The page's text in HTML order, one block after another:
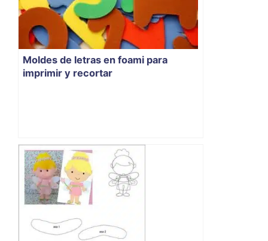
Moldes de letras en foami para
imprimir y recortar